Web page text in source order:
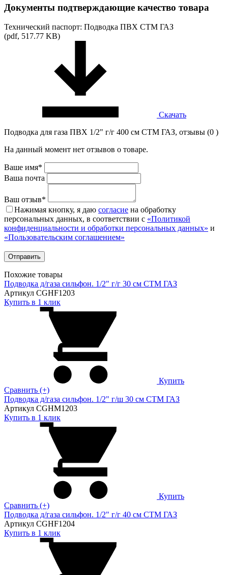
Документы подтверждающие качество товара
Технический паспорт: Подводка ПВХ СТМ ГАЗ
(pdf, 517.77 KB)
Скачать
Подводка для газа ПВХ 1/2" г/г 400 см СТМ ГАЗ, отзывы (0 )
На данный момент нет отзывов о товаре.
Ваше имя*
Ваша почта
Ваш отзыв*
Нажимая кнопку, я даю согласие на обработку
персональных данных, в соответствии с «Политикой
конфиденциальности и обработки персональных данных» и
«Пользовательским соглашением»
Похожие товары
Подводка д/газа сильфон. 1/2" г/г 30 см CTM ГАЗ
Артикул CGHF1203
Купить в 1 клик
Купить
Сравнить (+)
Подводка д/газа сильфон. 1/2" г/ш 30 см CTM ГАЗ
Артикул CGHM1203
Купить в 1 клик
Купить
Сравнить (+)
Подводка д/газа сильфон. 1/2" г/г 40 см CTM ГАЗ
Артикул CGHF1204
Купить в 1 клик